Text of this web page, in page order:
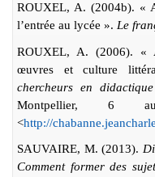
ROUXEL, A. (2004b). «
l’entrée au lycée ». Le
ROUXEL, A. (2006). «
œuvres et culture
chercheurs en
Montpellier, 6
<http://
SAUVAIRE, M. (2013).
Comment former des